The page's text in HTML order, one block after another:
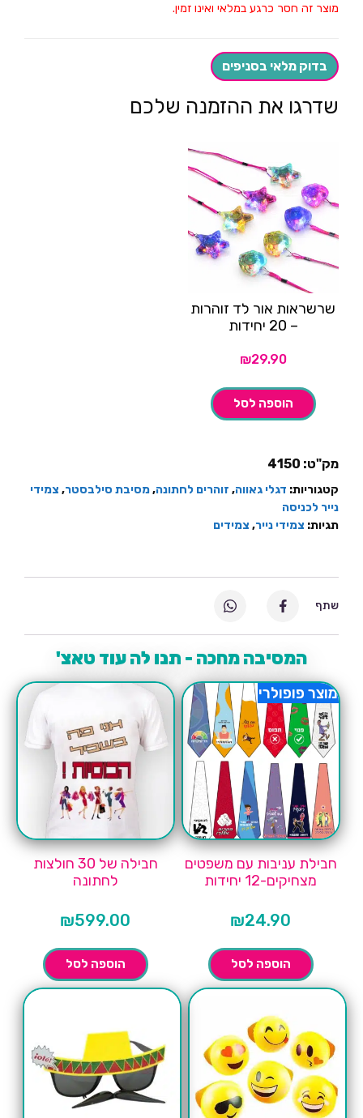
מוצר זה חסר כרגע במלאי ואינו זמין.
בדוק מלאי בסניפים
שדרגו את ההזמנה שלכם
שרשראות אור לד זוהרות
– 20 יחידות
₪29.90
הוספה לסל
מק"ט: 4150
קטגוריות: דגלי גאווה, זוהרים לחתונה,מסיבת סילבסטר, צמידי
נייר לכניסה
תגיות: צמידי נייר, צמידים
המסיבה מחכה - תנו לה עוד טאצ'
מוצר פופולרי
חבילת עניבות עם משפטים
מצחיקים-12 יחידות
₪24.90
הוספה לסל
חבילה של 30 חולצות
לחתונה
₪599.00
הוספה לסל
שתף